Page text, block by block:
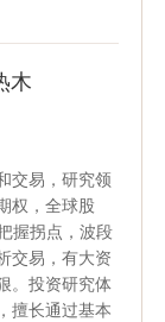
木
交易，研究领
权，全球股
握拐点，波段
交易，有大资
。投资研究体
擅长通过基本